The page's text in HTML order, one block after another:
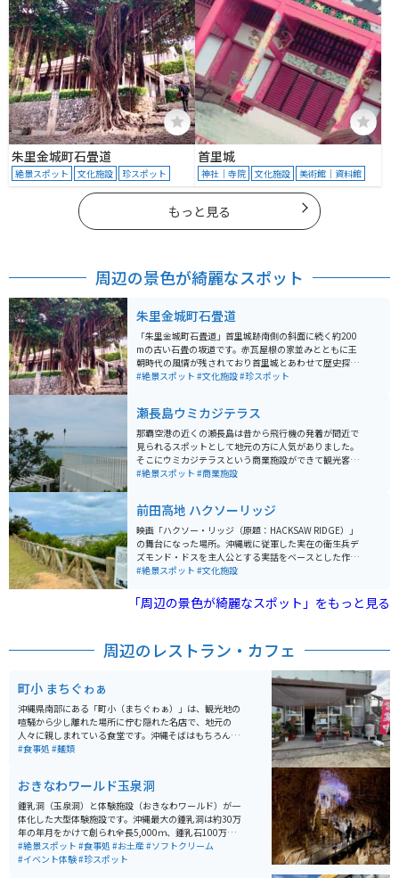
朱里金城町石畳道
絶景スポット 文化施設 珍スポット
首里城
神社｜寺院 文化施設 美術館｜資料館
もっと見る
周辺の景色が綺麗なスポット
朱里金城町石畳道
「朱里金城町石畳道」首里城跡南側の斜面に続く約200
mの古い石畳の坂道です。赤瓦屋根の家並みとともに王
朝時代の風情が残されており首里城とあわせて歴史探訪
におすすめのスポット。沖縄県指定の文化財に登録され
#絶景スポット #文化施設#珍スポット
瀬長島ウミカジテラス
那覇空港の近くの瀬長島は昔から飛行機の発着が間近で
見られるスポットとして地元の方に人気がありました。
そこにウミカジテラスという商業施設ができて観光客も
訪れるようになりました。海沿いの「地中海のような白
#絶景スポット #商業施設
前田高地 ハクソーリッジ
映画「ハクソー・リッジ（原題：HACKSAW RIDGE）」
の舞台になった場所。沖縄戦に従軍した実在の衛生兵デ
ズモンド・ドスを主人公とする実話をベースとした作品
です。歴史探訪として外国人も多く訪問する公園になっ
高台にあります。無料駐車場あり。
#絶景スポット #文化施設
「周辺の景色が綺麗なスポット」をもっと見る
周辺のレストラン・カフェ
町小 まちぐゎぁ
沖縄県南部にある「町小（まちぐゎぁ）」は、観光地の
喧騒から少し離れた場所に佇む隠れた名店で、地元の
人々に親しまれている食堂です。沖縄そばはもちろん、
新鮮な刺身や揚げたての天ぷら、さらにはデザートまで
距離も近く、沖縄ならではの温かい空気感を感じられま
す。 観光客でも気軽に入りやすく、旅の中でリアルな沖
縄の日常に触れられる貴重な一軒です。幹線道路から少
し入った立地のため、バイクでのアクセスもしやすく、
ツーリングの途中に立ち寄ってゆっくり食事を楽しむス
ポットとしてもおすすめです。
#食事処 #麺類
おきなわワールド玉泉洞
鍾乳洞（玉泉洞）と体験施設（おきなわワールド）が一
体化した大型体験施設です。沖縄最大の鍾乳洞は約30万
年の年月をかけて創られ全長5,000ｍ、鍾乳石100万本以
上を擁し、国内最大級の規模を誇ります（一般公開は89
0ｍ）。入園チケットは大人2000千円、小人1000円(4-1
#絶景スポット #食事処 #お土産#ソフトクリーム
#イベント体験#珍スポット